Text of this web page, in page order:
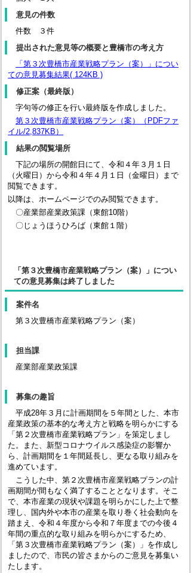
意見の件数
件数 ３件
提出された意見等の概要と豊橋市の考え方
「第３次豊橋市産業戦略プラン（案）」につい
ての意見募集結果( 124KB )
修正案（最終版）
字句等の修正を行い最終版を作成しました。
第３次豊橋市産業戦略プラン（案）（PDFファ
イル/2,837KB）
結果の閲覧場所
下記の場所の開館日にて、令和４年３月１日
（火曜日）から令和４年４月１日（金曜日）まで
閲覧できます。
以降は、ホームページでのみ閲覧できます。
〇産業部産業政策課（東館10階）
〇じょうほうひろば（東館１階）
「第３次豊橋市産業戦略プラン（案）」につい
ての意見募集は終了しました
案件名
第３次豊橋市産業戦略プラン（案）
担当課
産業部産業政策課
募集の趣旨
平成28年３月に計画期間を５年間とした、本市
産業政策の基本的な考え方と戦略を明らかにする
「第２次豊橋市産業戦略プラン」を策定しまし
た。また、新型コロナウイルス感染症の影響か
ら、計画期間を１年間延長し、更なる取り組みを
進めています。
こうした中、第２次豊橋市産業戦略プランの計
画期間が間もなく満了することとなります。そこ
で、本市産業の現状や課題を明らかにした上で整
理し、国内外や本市の産業を取り巻く社会動向を
踏まえ、令和４年度から令和７年度までの今後４
年間の重点的な取り組みを明らかにするため、
「第３次豊橋市産業戦略プラン（案）」を作成し
ましたので、市民の皆さまからのご意見を募集い
たします。